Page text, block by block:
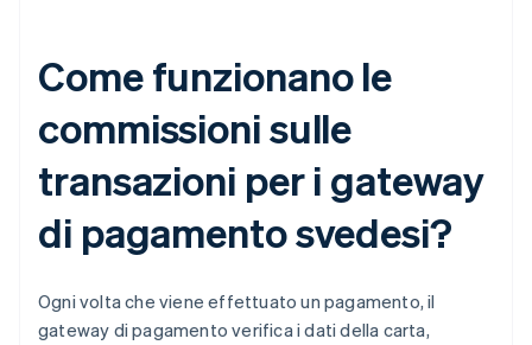
Come funzionano le
commissioni sulle
transazioni per i gateway
di pagamento svedesi?
Ogni volta che viene effettuato un pagamento, il
gateway di pagamento verifica i dati della carta,